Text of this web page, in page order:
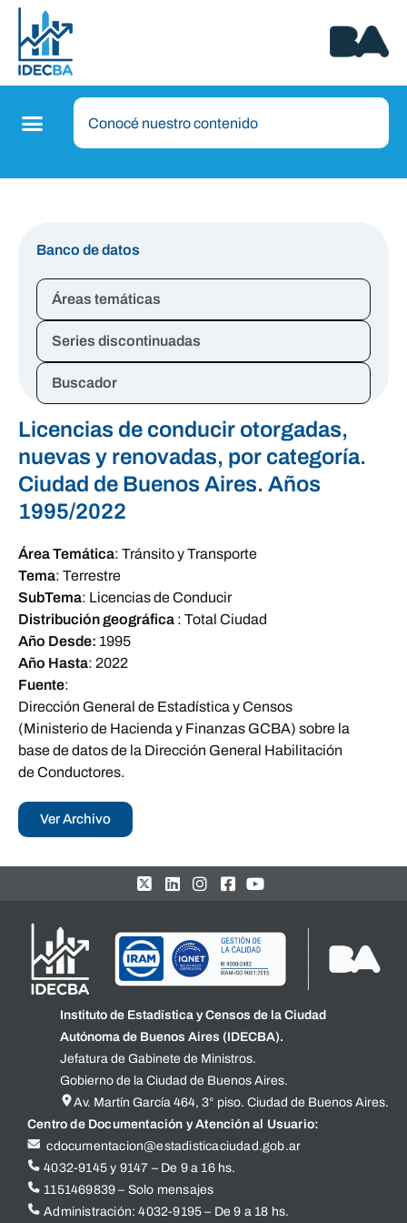
Banco de datos
Áreas temáticas
Series discontinuadas
Buscador
Licencias de conducir otorgadas,
nuevas y renovadas, por categoría.
Ciudad de Buenos Aires. Años
1995/2022
Área Temática: Tránsito y Transporte
Tema: Terrestre
SubTema: Licencias de Conducir
Distribución geográfica : Total Ciudad
Año Desde: 1995
Año Hasta: 2022
Fuente:
Dirección General de Estadística y Censos
(Ministerio de Hacienda y Finanzas GCBA) sobre la
base de datos de la Dirección General Habilitación
de Conductores.
Ver Archivo
Instituto de Estadística y Censos de la Ciudad
Autónoma de Buenos Aires (IDECBA).
Jefatura de Gabinete de Ministros.
Gobierno de la Ciudad de Buenos Aires.
Av. Martín García 464, 3° piso. Ciudad de Buenos Aires.
Centro de Documentación y Atención al Usuario:
cdocumentacion@estadisticaciudad.gob.ar
4032-9145 y 9147 – De 9 a 16 hs.
1151469839 – Solo mensajes
Administración: 4032-9195 – De 9 a 18 hs.